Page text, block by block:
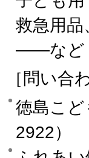
救急用
――など
［問い合
徳島こ
2922）